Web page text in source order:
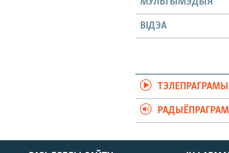
ВІДЭА
ТЭЛЕПРАГРАМЫ